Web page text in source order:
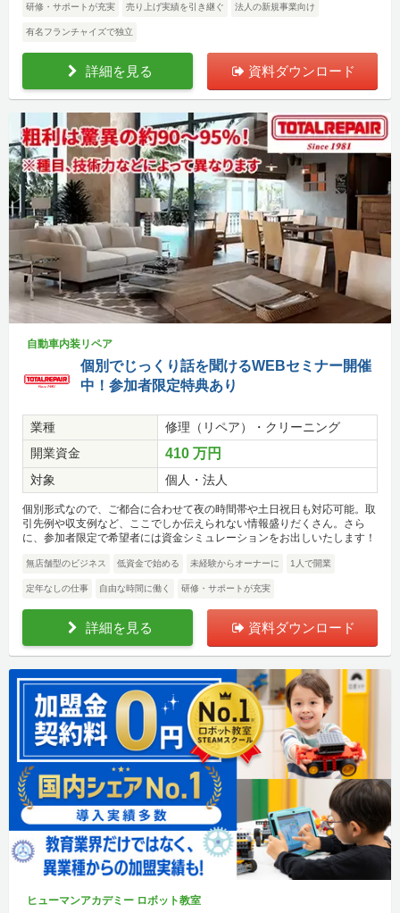
研修・サポートが充実 売り上げ実績を引き継ぐ 法人の新規事業向け
有名フランチャイズで独立
詳細を見る 資料ダウンロード
自動車内装リペア
個別でじっくり話を聞けるWEBセミナー開催
中！参加者限定特典あり
業種
修理（リペア）・クリーニング
開業資金
410 万円
対象 個人・法人
個別形式なので、ご都合に合わせて夜の時間帯や土日祝日も対応可能。取
引先例や収支例など、ここでしか伝えられない情報盛りだくさん。さら
に、参加者限定で希望者には資金シミュレーションをお出しいたします！
無店舗型のビジネス 低資金で始める 未経験からオーナーに 1人で開業
定年なしの仕事 自由な時間に働く 研修・サポートが充実
詳細を見る 資料ダウンロード
ヒューマンアカデミー ロボット教室